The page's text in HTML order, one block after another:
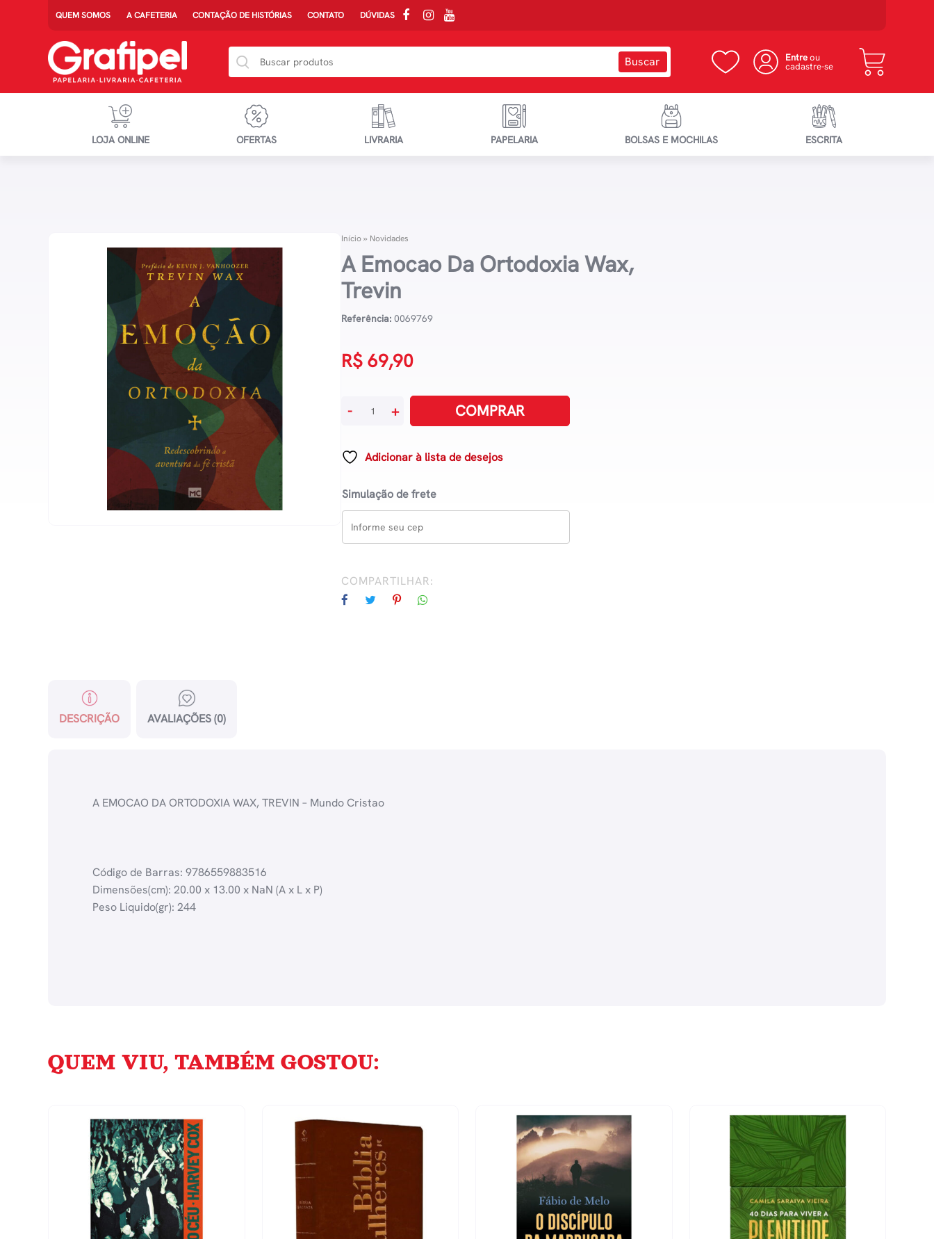
QUEM SOMOS A CAFETERIA CONTAÇÃO DE HISTÓRIAS CONTATO DÚVIDAS
Entreou
cadastre-se
LOJA ONLINE OFERTAS LIVRARIA PAPELARIA BOLSAS E MOCHILAS ESCRITA
Início» Novidades
A Emocao Da Ortodoxia Wax,
Trevin
Referência: 0069769
R$ 69,90
Ortodoxia
Trevin
quantidade
- + COMPRAR
Adicionar à lista de desejos
Simulação de frete
COMPARTILHAR:
DESCRIÇÃO AVALIAÇÕES (0)
A EMOCAO DA ORTODOXIA WAX, TREVIN – Mundo Cristao
Código de Barras: 9786559883516
Dimensões(cm): 20.00 x 13.00 x NaN (A x L x P)
Peso Liquido(gr): 244
QUEM VIU, TAMBÉM GOSTOU: